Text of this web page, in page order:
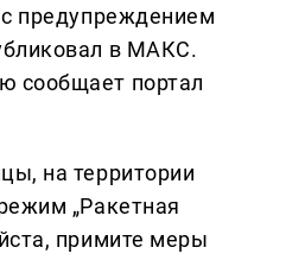
предупреждением
в МАКС.
сообщает портал
на территории
„Ракетная
примите меры